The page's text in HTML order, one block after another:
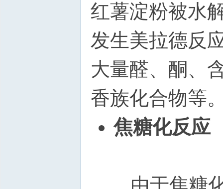
红薯淀粉被水
发生美拉德反
大量醛、酮、
香族化合物等
焦糖化反应